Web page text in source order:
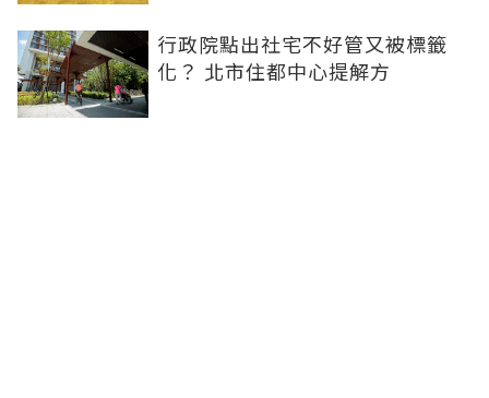
行政院點出社宅不好管又被標籤
化？ 北市住都中心提解方